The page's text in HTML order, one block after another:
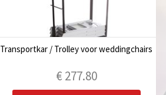
Transportkar / Trolley voor weddingchairs
€ 277.80